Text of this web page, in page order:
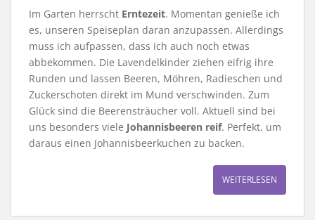
Im Garten herrscht Erntezeit. Momentan genieße ich
es, unseren Speiseplan daran anzupassen. Allerdings
muss ich aufpassen, dass ich auch noch etwas
abbekommen. Die Lavendelkinder ziehen eifrig ihre
Runden und lassen Beeren, Möhren, Radieschen und
Zuckerschoten direkt im Mund verschwinden. Zum
Glück sind die Beerensträucher voll. Aktuell sind bei
uns besonders viele Johannisbeeren reif. Perfekt, um
daraus einen Johannisbeerkuchen zu backen.
WEITERLESEN